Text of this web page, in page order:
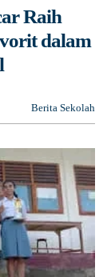
Raih
dalam
Berita Sekolah